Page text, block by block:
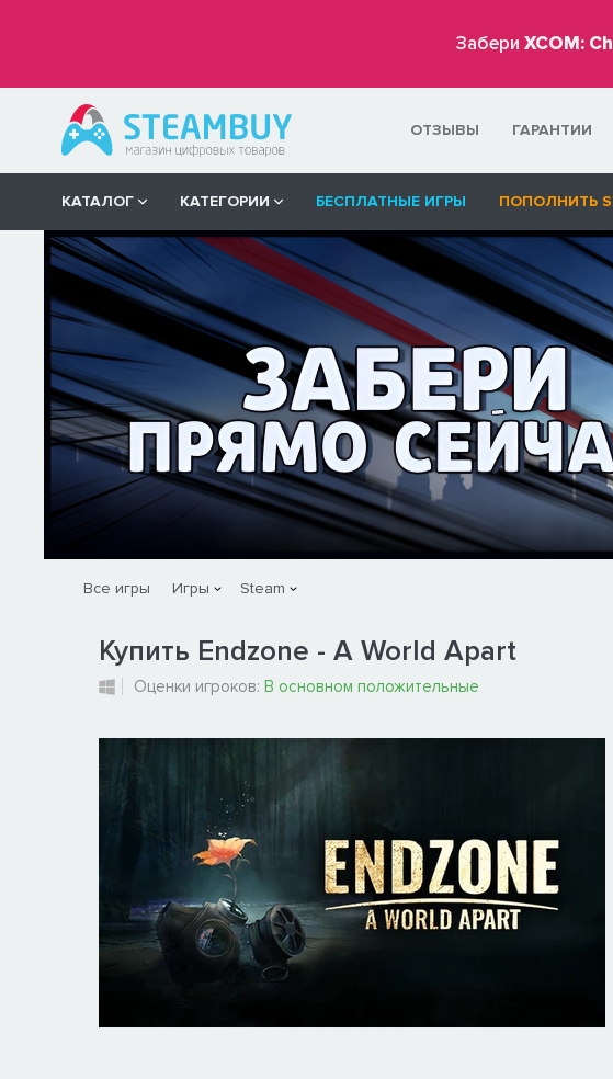
Забери XCOM:
ОТЗЫВЫ ГАРАНТИИ
КАТАЛОГ КАТЕГОРИИ БЕСПЛАТНЫЕ ИГРЫ ПОПОЛНИТЬ
Все игры Игры Steam
Купить Endzone - A World Apart
Оценки игроков: В основном положительные